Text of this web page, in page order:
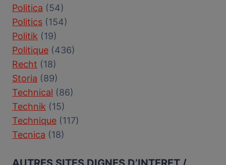
Politica (54)
Politics (154)
Politik (19)
Politique (436)
Recht (18)
Storia (89)
Technical (86)
Technik (15)
Technique (117)
Tecnica (18)